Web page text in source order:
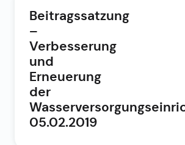
Beitragssatzung
–
Verbesserung
und
Erneuerung
der
05.02.2019